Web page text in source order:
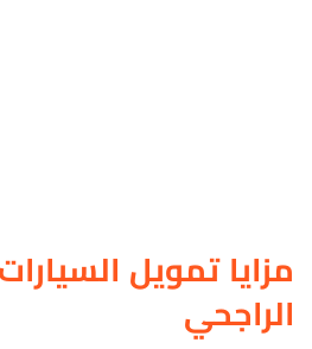
مزايا تمويل
الراجحي